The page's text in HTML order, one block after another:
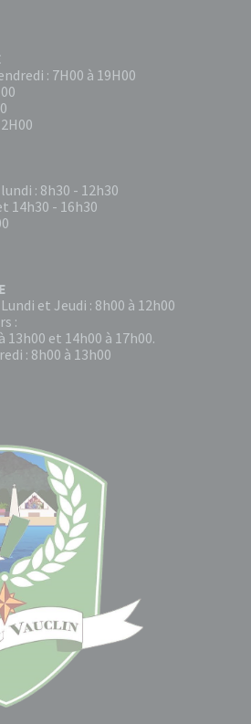
: 7H00 à 19H00
: 8h30 - 12h30
14h30 - 16h30
et Jeudi : 8h00 à 12h00
:
13h00 et 14h00 à 17h00.
: 8h00 à 13h00